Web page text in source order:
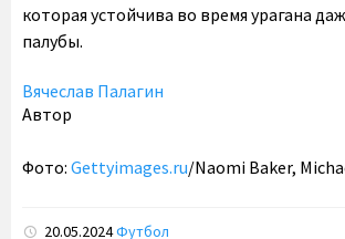
которая устойчива во время урагана
палубы.
Вячеслав Палагин
Автор
Фото: Gettyimages.ru/Naomi Baker,
20.05.2024Футбол